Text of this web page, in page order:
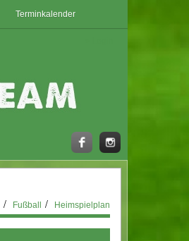
Terminkalender
Fußball Heimspielplan